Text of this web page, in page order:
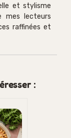
et stylisme
mes lecteurs
raffinées et
: